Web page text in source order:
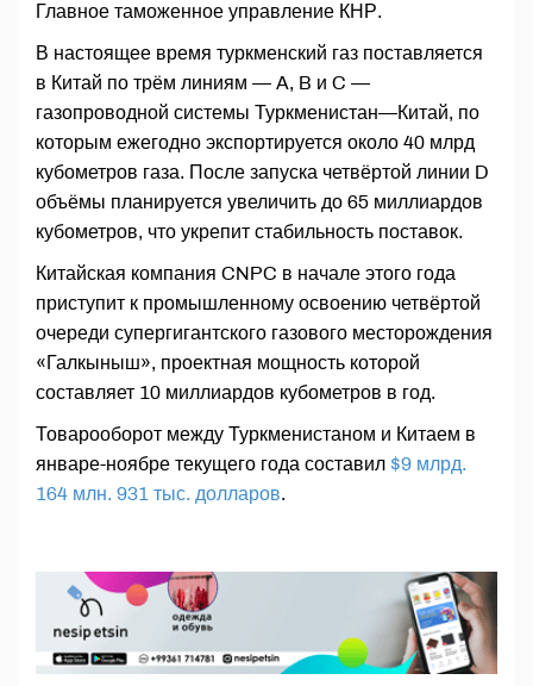
Главное таможенное управление КНР.
В настоящее время туркменский газ поставляется
в Китай по трём линиям — A, B и C —
газопроводной системы Туркменистан—Китай, по
которым ежегодно экспортируется около 40 млрд
кубометров газа. После запуска четвёртой линии D
объёмы планируется увеличить до 65 миллиардов
кубометров, что укрепит стабильность поставок.
Китайская компания CNPC в начале этого года
приступит к промышленному освоению четвёртой
очереди супергигантского газового месторождения
«Галкыныш», проектная мощность которой
составляет 10 миллиардов кубометров в год.
Товарооборот между Туркменистаном и Китаем в
январе-ноябре текущего года составил $9 млрд.
164 млн. 931 тыс. долларов.